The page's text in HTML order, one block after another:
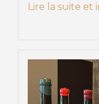
Lire la suite et